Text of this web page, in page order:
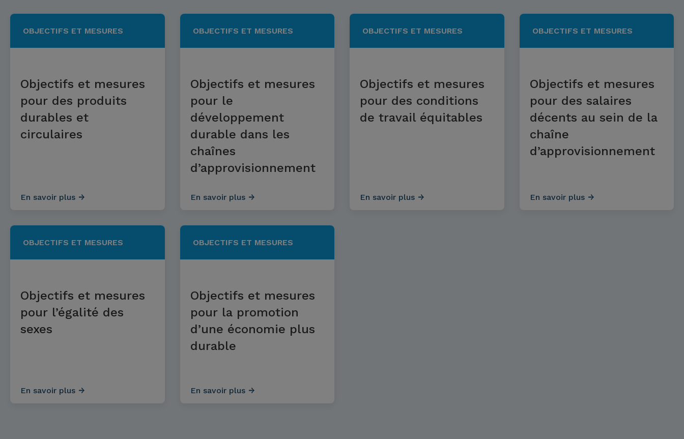
OBJECTIFS ET MESURES
Objectifs et mesures
pour des produits
durables et
circulaires
En savoir plus
OBJECTIFS ET MESURES
Objectifs et mesures
pour le
développement
durable dans les
chaînes
d’approvisionnement
En savoir plus
OBJECTIFS ET MESURES
Objectifs et mesures
pour des conditions
de travail équitables
En savoir plus
OBJECTIFS ET MESURES
Objectifs et mesures
pour des salaires
décents au sein de la
chaîne
d’approvisionnement
En savoir plus
OBJECTIFS ET MESURES
Objectifs et mesures
pour l’égalité des
sexes
En savoir plus
OBJECTIFS ET MESURES
Objectifs et mesures
pour la promotion
d’une économie plus
durable
En savoir plus